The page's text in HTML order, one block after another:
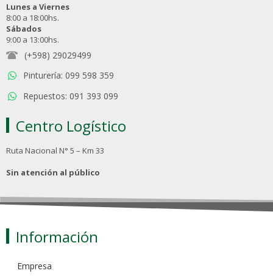
Lunes a Viernes
8:00 a 18:00hs.
Sábados
9:00 a 13:00hs.
(+598) 29029499
Pinturería: 099 598 359
Repuestos: 091 393 099
Centro Logístico
Ruta Nacional N° 5 – Km 33
Sin atención al público
Información
Empresa